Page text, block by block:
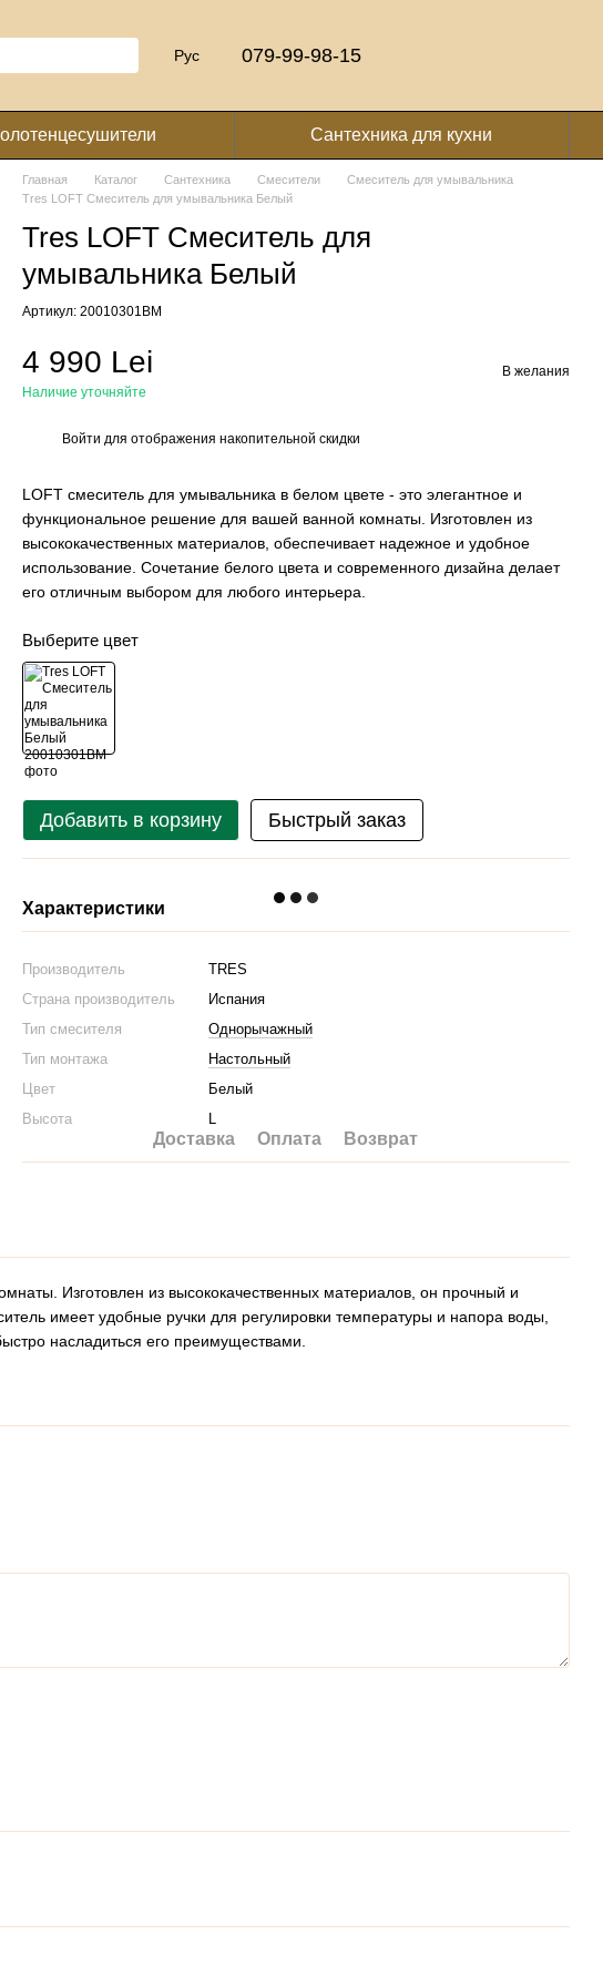
Рус 079-99-98-15
Сантехника для кухни
Главная Каталог Сантехника Смесители
Смеситель для умывальника
Tres LOFT Смеситель для умывальника Белый
Tres LOFT Смеситель для
умывальника Белый
Артикул: 20010301BM
4 990 Lei
Наличие уточняйте
В желания
Войти для отображения накопительной скидки
LOFT смеситель для умывальника в белом цвете - это элегантное и
функциональное решение для вашей ванной комнаты. Изготовлен из
высококачественных материалов, обеспечивает надежное и удобное
использование. Сочетание белого цвета и современного дизайна делает
его отличным выбором для любого интерьера.
Выберите цвет
Добавить в корзину Быстрый заказ
Характеристики
Производитель
TRES
Страна производитель
Испания
Тип смесителя
Однорычажный
Тип монтажа
Настольный
Цвет
Белый
Высота
L
Доставка Оплата Возврат
Изготовлен из высококачественных материалов, он прочный и
имеет удобные ручки для регулировки температуры и напора воды,
насладиться его преимуществами.